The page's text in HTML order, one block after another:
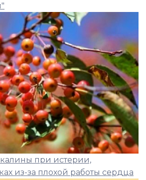
при истерии,
из-за плохой работы сердца